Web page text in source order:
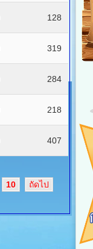
128
319
284
218
407
10
ถัดไป